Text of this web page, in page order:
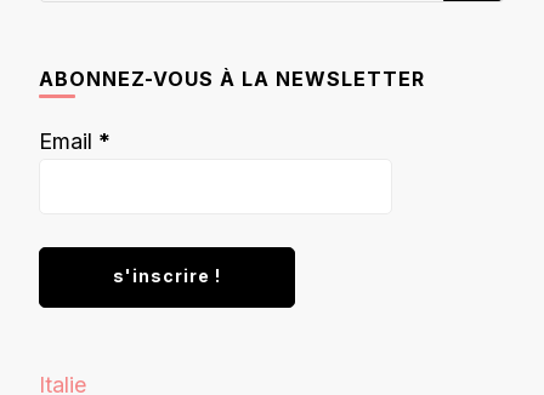
ABONNEZ-VOUS À LA NEWSLETTER
Email *
Italie